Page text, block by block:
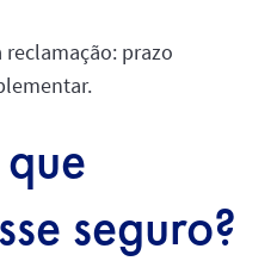
prazo
seguro?